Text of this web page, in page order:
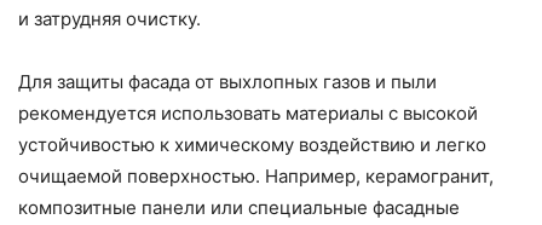
и затрудняя очистку.
Для защиты фасада от выхлопных газов и пыли
рекомендуется использовать материалы с высокой
устойчивостью к химическому воздействию и легко
очищаемой поверхностью. Например, керамогранит,
композитные панели или специальные фасадные